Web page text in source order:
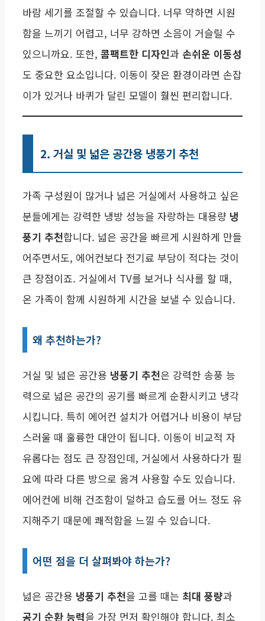
바람 세기를 조절할 수 있습니다. 너무 약하면 시원
함을 느끼기 어렵고, 너무 강하면 소음이 거슬릴 수
있으니까요. 또한, 콤팩트한 디자인과 손쉬운 이동성
도 중요한 요소입니다. 이동이 잦은 환경이라면 손잡
이가 있거나 바퀴가 달린 모델이 훨씬 편리합니다.
2. 거실 및 넓은 공간용 냉풍기 추천
가족 구성원이 많거나 넓은 거실에서 사용하고 싶은
분들에게는 강력한 냉방 성능을 자랑하는 대용량 냉
풍기 추천합니다. 넓은 공간을 빠르게 시원하게 만들
어주면서도, 에어컨보다 전기료 부담이 적다는 것이
큰 장점이죠. 거실에서 TV를 보거나 식사를 할 때,
온 가족이 함께 시원하게 시간을 보낼 수 있습니다.
왜 추천하는가?
거실 및 넓은 공간용 냉풍기 추천은 강력한 송풍 능
력으로 넓은 공간의 공기를 빠르게 순환시키고 냉각
시킵니다. 특히 에어컨 설치가 어렵거나 비용이 부담
스러울 때 훌륭한 대안이 됩니다. 이동이 비교적 자
유롭다는 점도 큰 장점인데, 거실에서 사용하다가 필
요에 따라 다른 방으로 옮겨 사용할 수도 있습니다.
에어컨에 비해 건조함이 덜하고 습도를 어느 정도 유
지해주기 때문에 쾌적함을 느낄 수 있습니다.
어떤 점을 더 살펴봐야 하는가?
넓은 공간용 냉풍기 추천을 고를 때는 최대 풍량과
공기 순환 능력을 가장 먼저 확인해야 합니다. 최소